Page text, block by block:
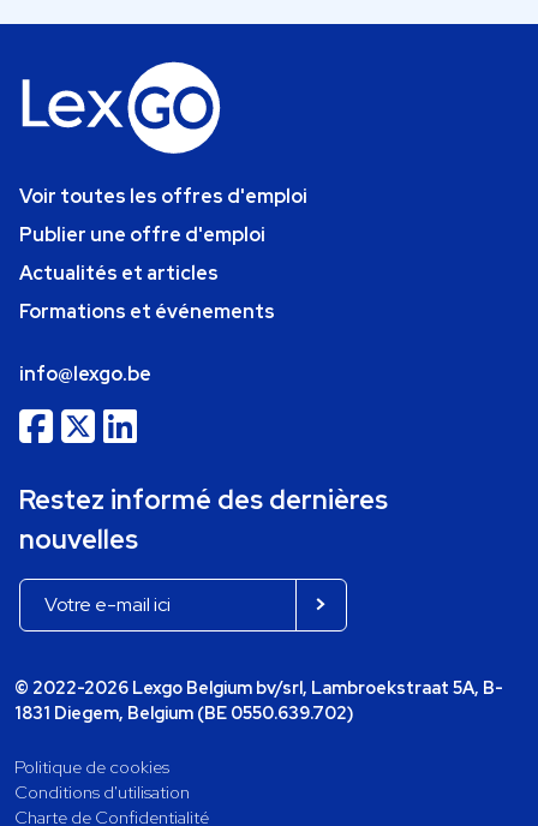
Voir toutes les offres d'emploi
Publier une offre d'emploi
Actualités et articles
Formations et événements
info@lexgo.be
Restez informé des dernières
nouvelles
© 2022-2026 Lexgo Belgium bv/srl, Lambroekstraat 5A, B-
1831 Diegem, Belgium (BE 0550.639.702)
Politique de cookies
Conditions d'utilisation
Charte de Confidentialité